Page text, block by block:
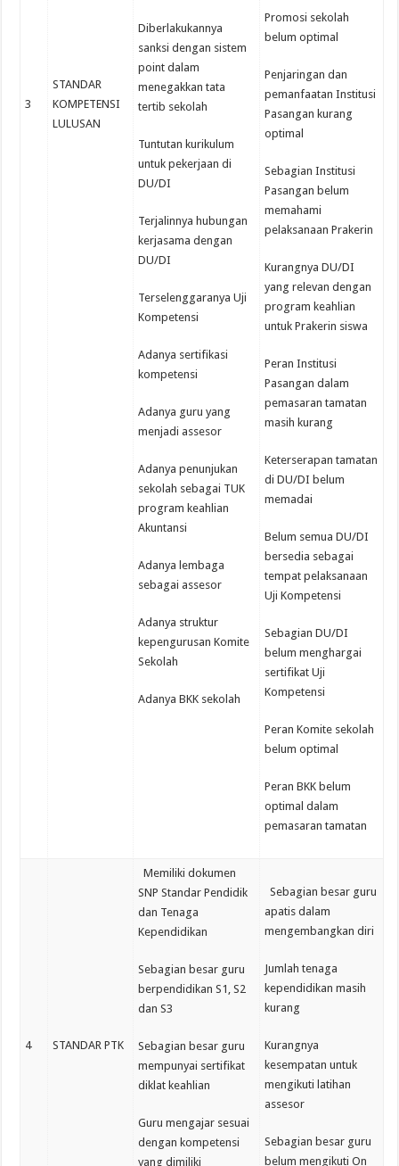
3
STANDAR
KOMPETENSI
LULUSAN
Diberlakukannya
sanksi dengan sistem
point dalam
menegakkan tata
tertib sekolah
Tuntutan kurikulum
untuk pekerjaan di
DU/DI
Terjalinnya hubungan
kerjasama dengan
DU/DI
Terselenggaranya Uji
Kompetensi
Adanya sertifikasi
kompetensi
Adanya guru yang
menjadi assesor
Adanya penunjukan
sekolah sebagai TUK
program keahlian
Akuntansi
Adanya lembaga
sebagai assesor
Adanya struktur
kepengurusan Komite
Sekolah
Adanya BKK sekolah
Promosi sekolah
belum optimal
Penjaringan dan
pemanfaatan Institusi
Pasangan kurang
optimal
Sebagian Institusi
Pasangan belum
memahami
pelaksanaan Prakerin
Kurangnya DU/DI
yang relevan dengan
program keahlian
untuk Prakerin siswa
Peran Institusi
Pasangan dalam
pemasaran tamatan
masih kurang
Keterserapan tamatan
di DU/DI belum
memadai
Belum semua DU/DI
bersedia sebagai
tempat pelaksanaan
Uji Kompetensi
Sebagian DU/DI
belum menghargai
sertifikat Uji
Kompetensi
Peran Komite sekolah
belum optimal
Peran BKK belum
optimal dalam
pemasaran tamatan
4 STANDAR PTK
Memiliki dokumen
SNP Standar Pendidik
dan Tenaga
Kependidikan
Sebagian besar guru
berpendidikan S1, S2
dan S3
Sebagian besar guru
mempunyai sertifikat
diklat keahlian
Guru mengajar sesuai
dengan kompetensi
yang dimiliki
Sebagian besar guru
apatis dalam
mengembangkan diri
Jumlah tenaga
kependidikan masih
kurang
Kurangnya
kesempatan untuk
mengikuti latihan
assesor
Sebagian besar guru
belum mengikuti On